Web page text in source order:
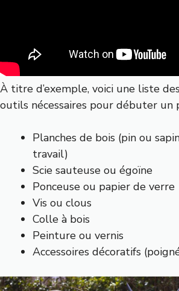
À titre d’exemple, voici une liste
outils nécessaires pour débuter un
Planches de bois (pin ou
travail)
Scie sauteuse ou égoïne
Ponceuse ou papier de verre
Vis ou clous
Colle à bois
Peinture ou vernis
Accessoires décoratifs